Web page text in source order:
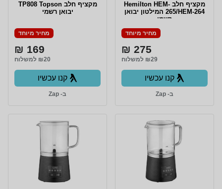
‏מקציף חלב Hemilton HEM-
265/HEM-264 המילטון יבואן
רשמי
מחיר מיוחד
275 ₪
₪29 למשלוח
קנו עכשיו
ב- Zap
מקציף חלב TP808 Topson
יבואן רשמי
מחיר מיוחד
169 ₪
₪20 למשלוח
קנו עכשיו
ב- Zap